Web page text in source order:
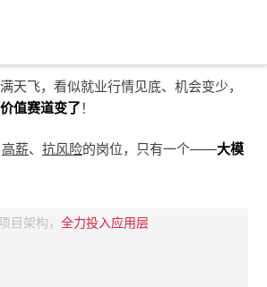
天飞，看似就业行情见底、机会变少，
值赛道变了！
高薪、 抗风险的岗位，只有一个——大模
目架构， 全力投入应用层